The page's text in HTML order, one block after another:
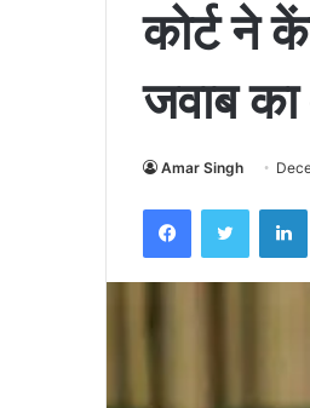
कोर्ट ने
जवाब
Amar Singh